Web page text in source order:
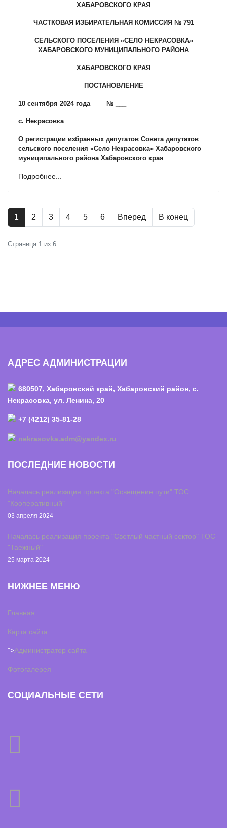
ХАБАРОВСКОГО КРАЯ
ЧАСТКОВАЯ ИЗБИРАТЕЛЬНАЯ КОМИССИЯ № 791
СЕЛЬСКОГО ПОСЕЛЕНИЯ «СЕЛО НЕКРАСОВКА»
ХАБАРОВСКОГО МУНИЦИПАЛЬНОГО РАЙОНА
ХАБАРОВСКОГО КРАЯ
ПОСТАНОВЛЕНИЕ
10 сентября 2024 года № ___
с. Некрасовка
О регистрации избранных депутатов Совета депутатов
сельского поселения «Село Некрасовка» Хабаровского
муниципального района Хабаровского края
Подробнее...
1 2 3 4 5 6 Вперед В конец
Страница 1 из 6
АДРЕС АДМИНИСТРАЦИИ
680507, Хабаровский край, Хабаровский район, с.
Некрасовка, ул. Ленина, 20
+7 (4212) 35-81-28
nekrasovka.adm@yandex.ru
ПОСЛЕДНИЕ НОВОСТИ
Началась реализация проекта "Освещение пути" ТОС
"Кооперативный"
03 апреля 2024
Началась реализация проекта "Светлый частный сектор" ТОС
"Таежный"
25 марта 2024
НИЖНЕЕ МЕНЮ
Главная
Карта сайта
">Администратор сайта
Фотогалерея
СОЦИАЛЬНЫЕ СЕТИ